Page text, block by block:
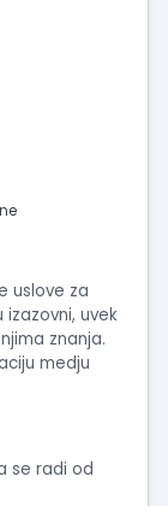
uslove za
uvek
znanja.
medju
se radi od